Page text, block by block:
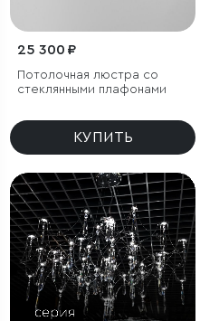
25 300 ₽
Потолочная люстра со
стеклянными плафонами
КУПИТЬ